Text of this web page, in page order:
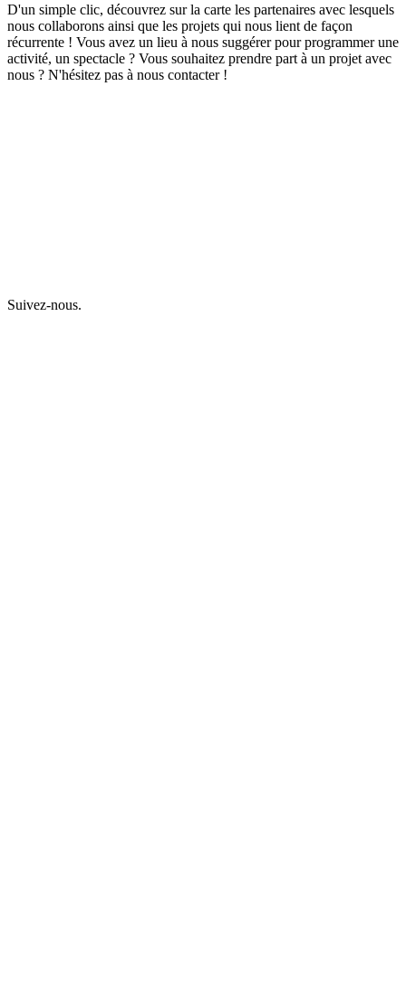
D'un simple clic, découvrez sur la carte les partenaires avec lesquels
nous collaborons ainsi que les projets qui nous lient de façon
récurrente ! Vous avez un lieu à nous suggérer pour programmer une
activité, un spectacle ? Vous souhaitez prendre part à un projet avec
nous ? N'hésitez pas à nous contacter !
Suivez-nous.